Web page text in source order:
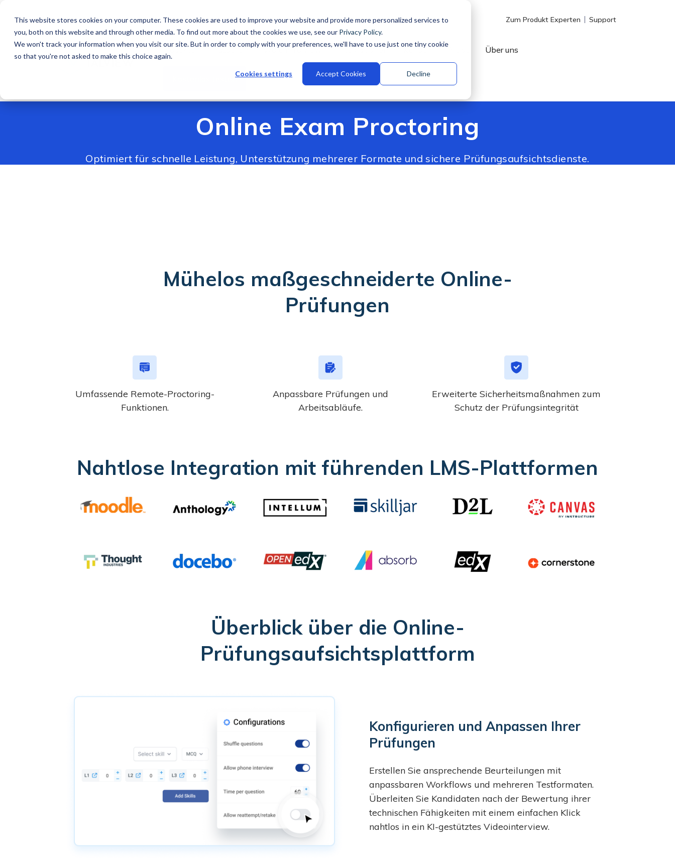
This website stores cookies on your computer. These cookies are used to improve your website and provide more personalized services to
you, both on this website and through other media. To find out more about the cookies we use, see our Privacy Policy.
We won't track your information when you visit our site. But in order to comply with your preferences, we'll have to use just one tiny cookie
so that you're not asked to make this choice again.
Cookies settings Accept Cookies Decline
DE Zum Produkt Experten Support
Produkte Industrien Warum Talview Integrationen Kunden Preise Über uns
Kostenlos testen
Online Exam Proctoring
Optimiert für schnelle Leistung, Unterstützung mehrerer Formate und sichere Prüfungsaufsichtsdienste.
Mühelos maßgeschneiderte Online-
Prüfungen
Umfassende Remote-Proctoring-
Funktionen.
Anpassbare Prüfungen und
Arbeitsabläufe.
Erweiterte Sicherheitsmaßnahmen zum
Schutz der Prüfungsintegrität
Nahtlose Integration mit führenden LMS-Plattformen
Überblick über die Online-
Prüfungsaufsichtsplattform
Konfigurieren und Anpassen Ihrer
Prüfungen
Erstellen Sie ansprechende Beurteilungen mit
anpassbaren Workflows und mehreren Testformaten.
Überleiten Sie Kandidaten nach der Bewertung ihrer
technischen Fähigkeiten mit einem einfachen Klick
nahtlos in ein KI-gestütztes Videointerview.